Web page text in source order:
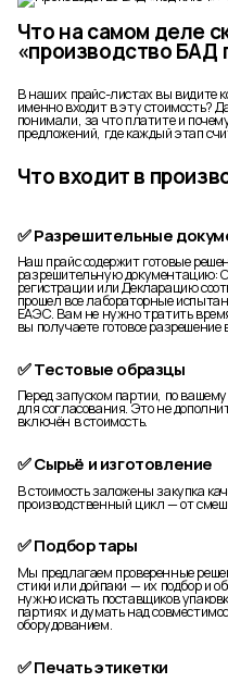
Что на самом деле
«производство БАД
В наших прайс-листах вы видите
именно входит в эту стоимость?
понимали, за что платите и
предложений, где каждый этап
Что входит в
✅ Разрешительные
Наш прайс содержит готовые
разрешительную документацию:
регистрации или Декларацию
прошел все лабораторные
ЕАЭС. Вам не нужно тратить
вы получаете готовое разрешение
✅ Тестовые образцы
Перед запуском партии, по
для согласования. Это не
включён в стоимость.
✅ Сырьё и изготовление
В стоимость заложены закупка
производственный цикл — от
✅ Подбор тары
Мы предлагаем проверенные
стики или дойпаки — их подбор и
нужно искать поставщиков
партиях и думать над
оборудованием.
✅ Печать этикетки